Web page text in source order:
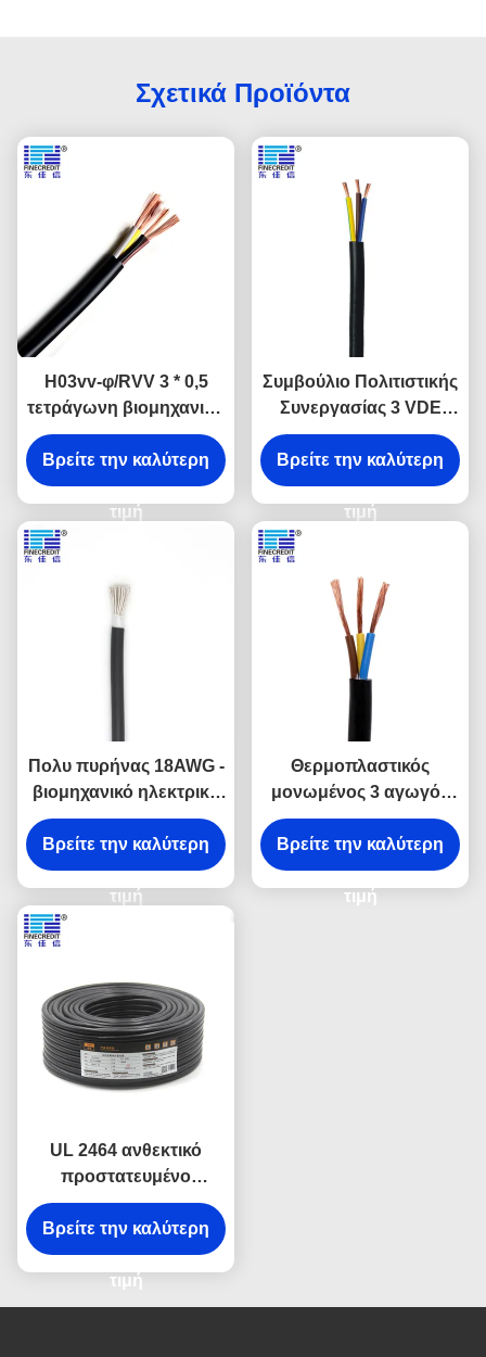
Σχετικά Προϊόντα
H03vv-φ/RVV 3 * 0,5
τετράγωνη βιομηχανική
UV αντίσταση VDE
ηλεκτρικών καλωδίων
Βρείτε την καλύτερη
τιμή
Συμβούλιο Πολιτιστικής
Συνεργασίας 3 VDE
ηλεκτρικό καλώδιο
πυρήνων, ηλεκτρικά
καλώδια PVC h03vv-φ
h05vv-φ
Βρείτε την καλύτερη
τιμή
Πολυ πυρήνας 18AWG -
βιομηχανικό ηλεκτρικό
καλώδιο UL 2464
26AWG εύκαμπτος
χαλκός
Βρείτε την καλύτερη
τιμή
Θερμοπλαστικός
μονωμένος 3 αγωγός
10 καλώδιο AWG,
βιομηχανικό καλώδιο
SJT/SJTW 500 FT
Βρείτε την καλύτερη
τιμή
UL 2464 ανθεκτικό
προστατευμένο
καλώδιο πετρελαίου
ηλεκτρικών καλωδίων
0.75mm προστατευμένο
20AWG βιομηχανικό
Βρείτε την καλύτερη
τιμή